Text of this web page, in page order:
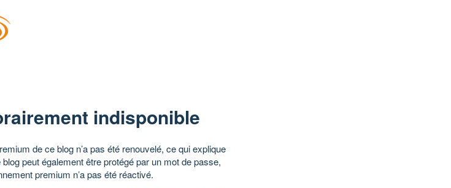
indisponible
de ce blog n’a pas été renouvelé, ce qui explique
peut également être protégé par un mot de passe,
premium n’a pas été réactivé.